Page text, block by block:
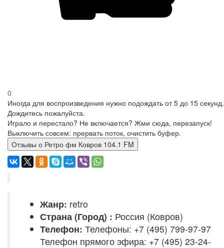
0
Иногда для воспроизведения нужно подождать от 5 до 15 секунд.
Дождитесь пожалуйста.
Играло и перестало? Не включается? Жми сюда, перезапуск!
Выключить совсем: прервать поток, очистить буфер.
Отзывы о Ретро фм Ковров 104.1 FM
Жанр: retro
Страна (Город) : Россия (Ковров)
Телефон: Телефоны: +7 (495) 799-97-97
Телефон прямого эфира: +7 (495) 23-24-